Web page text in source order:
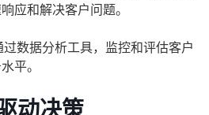
应和解决客户问题。
过数据分析工具，监控和评估客户
平。